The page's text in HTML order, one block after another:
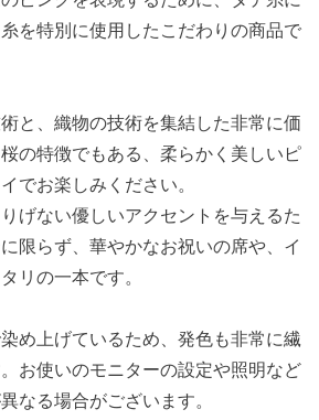
を特別に使用したこだわりの商品で
と、織物の技術を集結した非常に価
の特徴でもある、柔らかく美しいピ
でお楽しみください。
げない優しいアクセントを与えるた
限らず、華やかなお祝いの席や、イ
リの一本です。
め上げているため、発色も非常に繊
お使いのモニターの設定や照明など
なる場合がございます。